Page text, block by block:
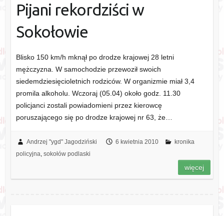
Pijani rekordziści w
Sokołowie
Blisko 150 km/h mknął po drodze krajowej 28 letni
mężczyzna. W samochodzie przewoził swoich
siedemdziesięcioletnich rodziców. W organizmie miał 3,4
promila alkoholu. Wczoraj (05.04) około godz. 11.30
policjanci zostali powiadomieni przez kierowcę
poruszającego się po drodze krajowej nr 63, że…
Andrzej "ygd" Jagodziński 6 kwietnia 2010
kronika
policyjna sokołów podlaski
więcej